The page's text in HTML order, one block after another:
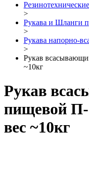
>
Рукава и Шланги
>
Рукава напорно-
>
Рукав
~10кг
Рукав
пищевой
вес ~10кг